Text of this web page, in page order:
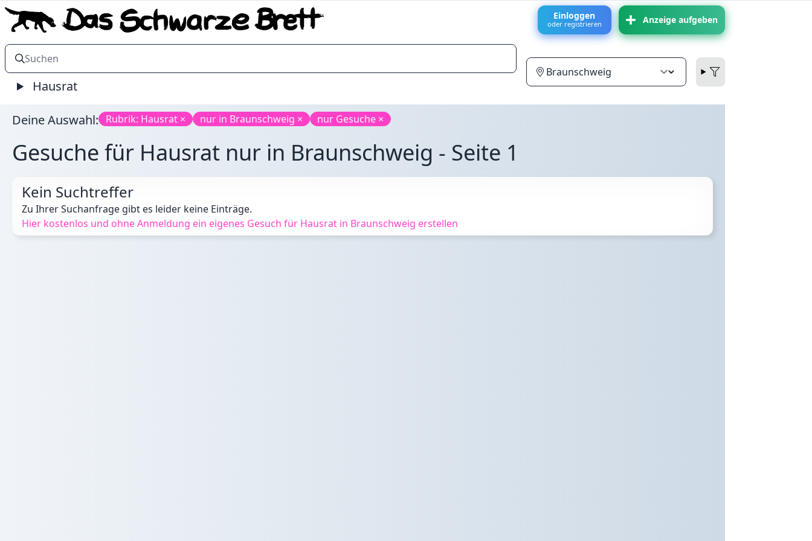
Einloggen
oder registrieren Anzeige aufgeben
Hausrat
Deine Auswahl: Rubrik: Hausrat × nur in Braunschweig × nur Gesuche ×
Gesuche für Hausrat nur in Braunschweig - Seite 1
Kein Suchtreffer
Zu Ihrer Suchanfrage gibt es leider keine Einträge.
Hier kostenlos und ohne Anmeldung ein eigenes Gesuch für Hausrat in Braunschweig erstellen